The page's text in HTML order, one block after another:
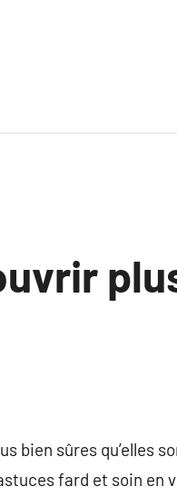
sûres qu’elles
fard et soin en